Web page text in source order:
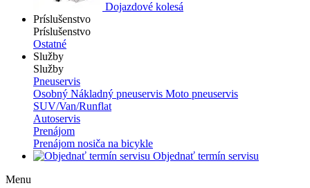
Dojazdové kolesá
Príslušenstvo
Príslušenstvo
Ostatné
Služby
Služby
Pneuservis
Osobný Nákladný pneuservis Moto pneuservis
SUV/Van/Runflat
Autoservis
Prenájom
Prenájom nosiča na bicykle
Objednať termín servisu
Menu